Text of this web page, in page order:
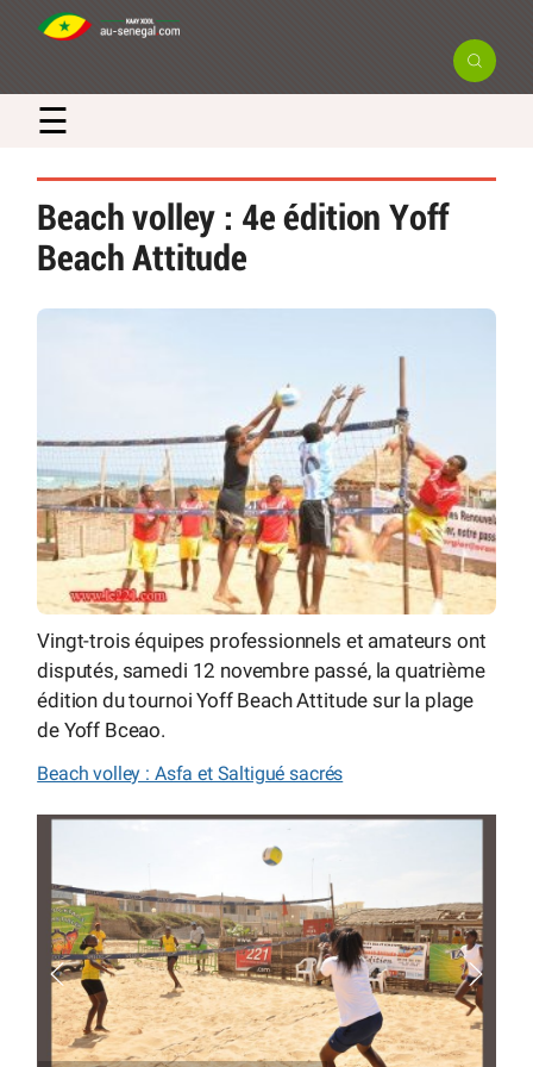
☰
Beach volley : 4e édition Yoff
Beach Attitude
Vingt-trois équipes professionnels et amateurs ont
disputés, samedi 12 novembre passé, la quatrième
édition du tournoi Yoff Beach Attitude sur la plage
de Yoff Bceao.
Beach volley : Asfa et Saltigué sacrés